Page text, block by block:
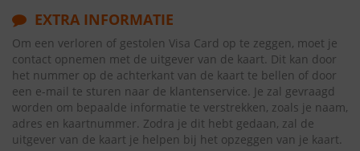
EXTRA INFORMATIE
Om een verloren of gestolen Visa Card op te zeggen, moet je
contact opnemen met de uitgever van de kaart. Dit kan door
het nummer op de achterkant van de kaart te bellen of door
een e-mail te sturen naar de klantenservice. Je zal gevraagd
worden om bepaalde informatie te verstrekken, zoals je naam,
adres en kaartnummer. Zodra je dit hebt gedaan, zal de
uitgever van de kaart je helpen bij het opzeggen van je kaart.